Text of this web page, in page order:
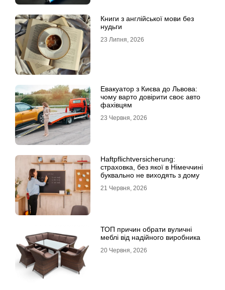
Книги з англійської мови без
нудьги
23 Липня, 2026
Евакуатор з Києва до Львова:
чому варто довірити своє авто
фахівцям
23 Червня, 2026
Haftpflichtversicherung:
страховка, без якої в Німеччині
буквально не виходять з дому
21 Червня, 2026
ТОП причин обрати вуличні
меблі від надійного виробника
20 Червня, 2026